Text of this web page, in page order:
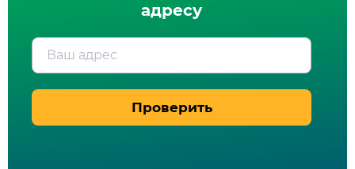
адресу
Ваш адрес
Проверить